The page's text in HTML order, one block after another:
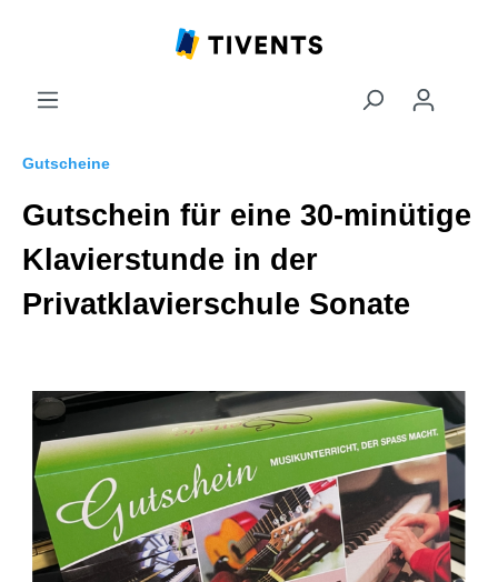
Gutscheine
Gutschein für eine 30-minütige
Klavierstunde in der
Privatklavierschule Sonate